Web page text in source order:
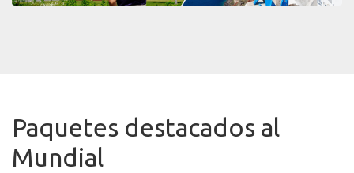
Paquetes destacados al
Mundial